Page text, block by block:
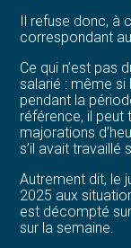
Il refuse donc, à
correspondant
Ce qui n’est pas
salarié : même
pendant la
référence, il
majorations
s’il avait travaillé
Autrement dit, le
2025 aux
est décompté
sur la semaine.